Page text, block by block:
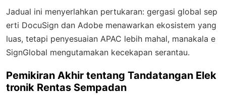
Jadual ini menyerlahkan pertukaran: gergasi global sep
erti DocuSign dan Adobe menawarkan ekosistem yang
luas, tetapi penyesuaian APAC lebih mahal, manakala e
SignGlobal mengutamakan kecekapan serantau.
Pemikiran Akhir tentang Tandatangan Elek
tronik Rentas Sempadan